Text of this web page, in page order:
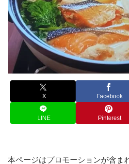
X Facebook
LINE Pinterest
本ページはプロモーションが含ま